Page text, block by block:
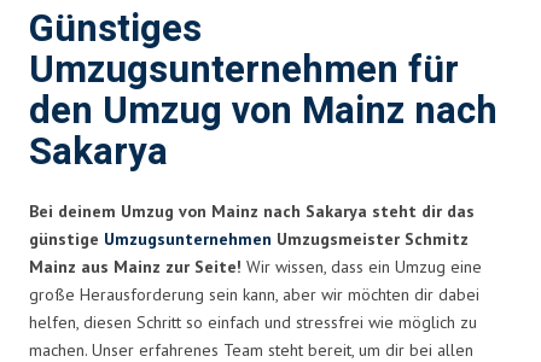
Günstiges
Umzugsunternehmen für
den Umzug von Mainz nach
Sakarya
Bei deinem Umzug von Mainz nach Sakarya steht dir das
günstige Umzugsunternehmen Umzugsmeister Schmitz
Mainz aus Mainz zur Seite! Wir wissen, dass ein Umzug eine
große Herausforderung sein kann, aber wir möchten dir dabei
helfen, diesen Schritt so einfach und stressfrei wie möglich zu
machen. Unser erfahrenes Team steht bereit, um dir bei allen